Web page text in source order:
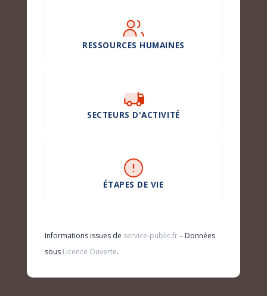
RESSOURCES HUMAINES
SECTEURS D'ACTIVITÉ
ÉTAPES DE VIE
Informations issues de service-public.fr– Données
sous Licence Ouverte.